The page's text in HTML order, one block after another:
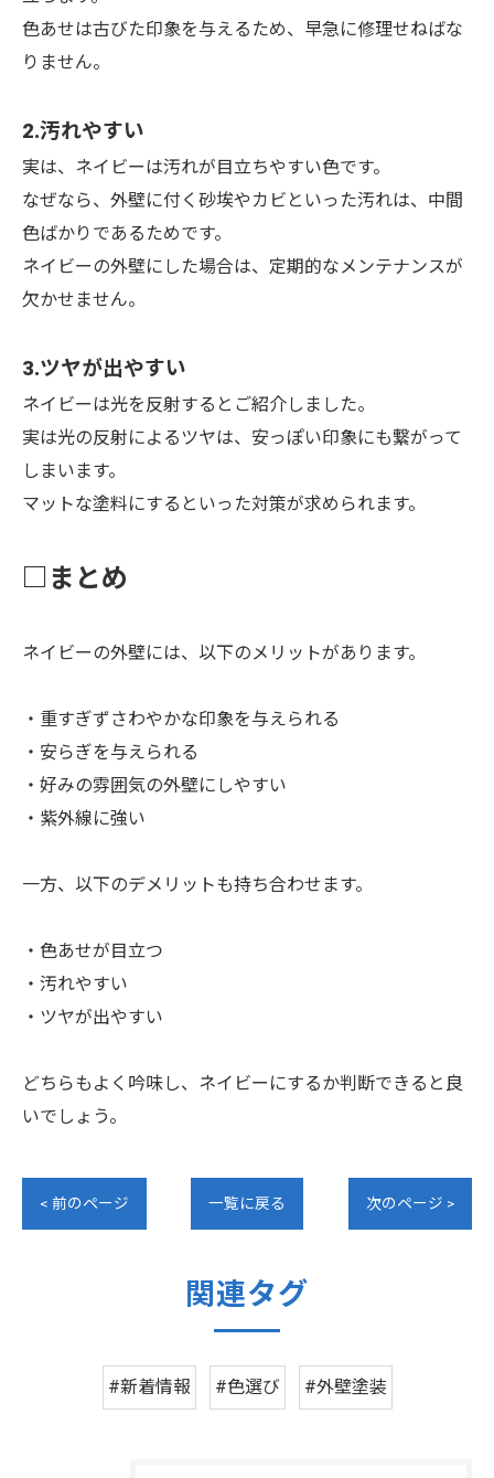
色あせは古びた印象を与えるため、早急に修理せねばな
りません。
2.汚れやすい
実は、ネイビーは汚れが目立ちやすい色です。
なぜなら、外壁に付く砂埃やカビといった汚れは、中間
色ばかりであるためです。
ネイビーの外壁にした場合は、定期的なメンテナンスが
欠かせません。
3.ツヤが出やすい
ネイビーは光を反射するとご紹介しました。
実は光の反射によるツヤは、安っぽい印象にも繋がって
しまいます。
マットな塗料にするといった対策が求められます。
□まとめ
ネイビーの外壁には、以下のメリットがあります。
・重すぎずさわやかな印象を与えられる
・安らぎを与えられる
・好みの雰囲気の外壁にしやすい
・紫外線に強い
一方、以下のデメリットも持ち合わせます。
・色あせが目立つ
・汚れやすい
・ツヤが出やすい
どちらもよく吟味し、ネイビーにするか判断できると良
いでしょう。
< 前のページ 一覧に戻る 次のページ >
関連タグ
#新着情報 #色選び #外壁塗装